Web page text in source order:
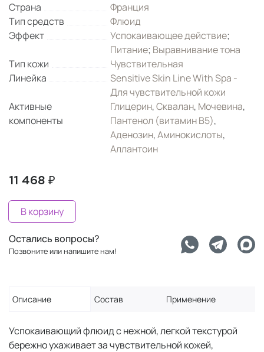
Страна
Франция
Тип средств
Флюид
Эффект
Успокаивающее действие;
Питание; Выравнивание тона
Тип кожи
Чувствительная
Линейка
Sensitive Skin Line With Spa -
Для чувствительной кожи
Активные
компоненты
Глицерин,Сквалан, Мочевина,
Пантенол (витамин B5),
Аденозин,Аминокислоты,
Аллантоин
11 468 ₽
В корзину
Остались вопросы?
Позвоните или напишите нам!
Описание Состав Применение
Успокаивающий флюид с нежной, легкой текстурой
бережно ухаживает за чувствительной кожей,